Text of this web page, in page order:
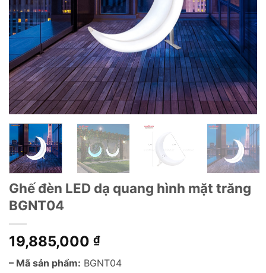
Ghế đèn LED dạ quang hình mặt trăng
BGNT04
19,885,000 ₫
– Mã sản phẩm: BGNT04